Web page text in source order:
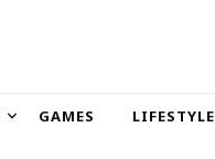
GAMES LIFESTYLE